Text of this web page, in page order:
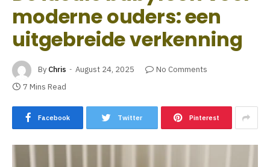
moderne ouders: een
uitgebreide verkenning
By Chris August 24, 2025
No Comments
7 Mins Read
Facebook Twitter Pinterest